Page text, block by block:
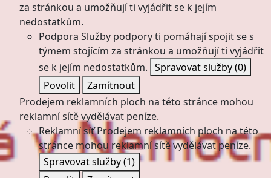
za stránkou a umožňují ti vyjádřit se k jejím
nedostatkům.
Podpora Služby podpory ti pomáhají spojit se s
týmem stojícím za stránkou a umožňují ti vyjádřit
se k jejím nedostatkům. Spravovat služby(0)
Povolit
Zamítnout
Prodejem reklamních ploch na této stránce mohou
reklamní sítě vydělávat peníze.
Reklamní síťProdejem reklamních ploch na této
stránce mohou reklamní sítě vydělávat peníze.
Spravovat služby(1)